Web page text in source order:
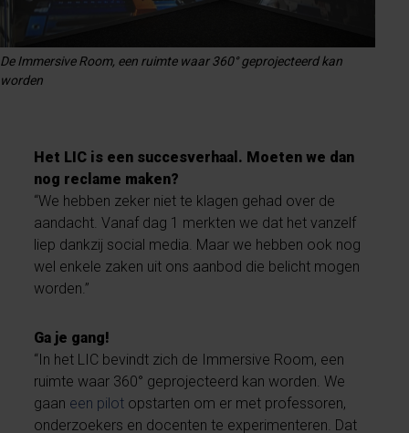
De Immersive Room, een ruimte waar 360° geprojecteerd kan
worden
Het LIC is een succesverhaal. Moeten we dan
nog reclame maken?
“We hebben zeker niet te klagen gehad over de
aandacht. Vanaf dag 1 merkten we dat het vanzelf
liep dankzij social media. Maar we hebben ook nog
wel enkele zaken uit ons aanbod die belicht mogen
worden.”
Ga je gang!
“In het LIC bevindt zich de Immersive Room, een
ruimte waar 360° geprojecteerd kan worden. We
gaan een pilot opstarten om er met professoren,
onderzoekers en docenten te experimenteren. Dat